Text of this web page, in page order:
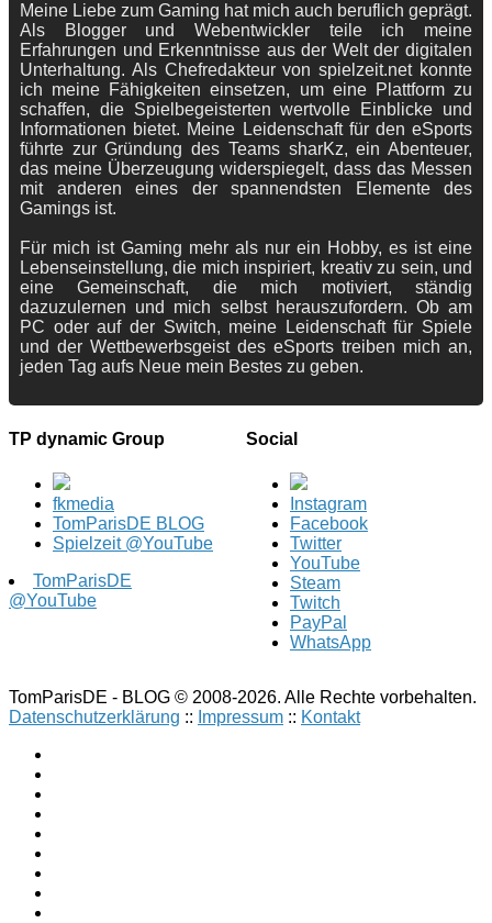
Meine Liebe zum Gaming hat mich auch beruflich geprägt.
Als Blogger und Webentwickler teile ich meine
Erfahrungen und Erkenntnisse aus der Welt der digitalen
Unterhaltung. Als Chefredakteur von spielzeit.net konnte
ich meine Fähigkeiten einsetzen, um eine Plattform zu
schaffen, die Spielbegeisterten wertvolle Einblicke und
Informationen bietet. Meine Leidenschaft für den eSports
führte zur Gründung des Teams sharKz, ein Abenteuer,
das meine Überzeugung widerspiegelt, dass das Messen
mit anderen eines der spannendsten Elemente des
Gamings ist.
Für mich ist Gaming mehr als nur ein Hobby, es ist eine
Lebenseinstellung, die mich inspiriert, kreativ zu sein, und
eine Gemeinschaft, die mich motiviert, ständig
dazuzulernen und mich selbst herauszufordern. Ob am
PC oder auf der Switch, meine Leidenschaft für Spiele
und der Wettbewerbsgeist des eSports treiben mich an,
jeden Tag aufs Neue mein Bestes zu geben.
TP dynamic Group
fkmedia
TomParisDE BLOG
Spielzeit @YouTube
TomParisDE
@YouTube
Social
Instagram
Facebook
Twitter
YouTube
Steam
Twitch
PayPal
WhatsApp
TomParisDE - BLOG © 2008-2026. Alle Rechte vorbehalten.
Datenschutzerklärung :: Impressum :: Kontakt